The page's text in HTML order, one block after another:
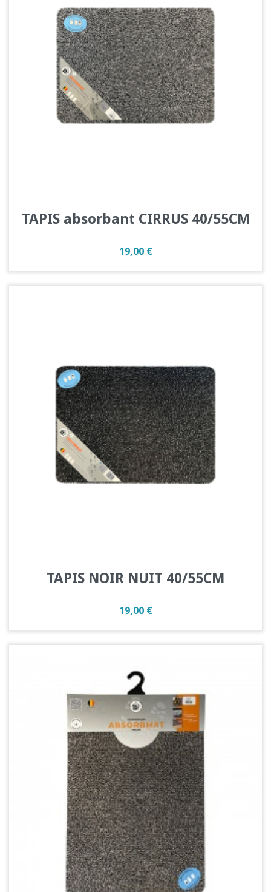
TAPIS absorbant CIRRUS 40/55CM
Prix
19,00 €
TAPIS NOIR NUIT 40/55CM
Prix
19,00 €